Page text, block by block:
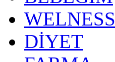
WELNESS
DİYET